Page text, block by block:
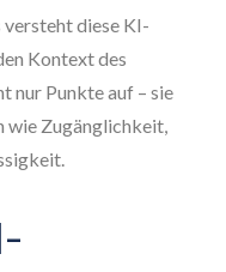
versteht diese KI-
Kontext des
nur Punkte auf – sie
wie Zugänglichkeit,